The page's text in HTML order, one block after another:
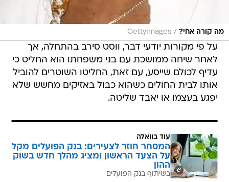
מה קורה אחי? /
GettyImages
על פי מקורות יודעי דבר, ווסט סירב בהתחלה, אך
לאחר שיחה ממושכת עם בני משפחתו הוא החליט כי
עדיף לכולם שייסע, עם זאת, החליטו השוטרים להוביל
אותו לבית החולים כשהוא כבול באזיקים מחשש שלא
יפגע בעצמו או יאבד שליטה.
עוד בוואלה
המסחר חוזר לצעירים: בנק הפועלים מקל
על הצעד הראשון ומציג מהלך חדש בשוק
ההון
בשיתוף בנק הפועלים